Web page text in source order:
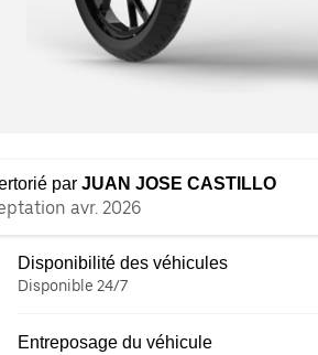
par JUAN JOSE CASTILLO
avr. 2026
Disponibilité des véhicules
Disponible 24/7
Entreposage du véhicule